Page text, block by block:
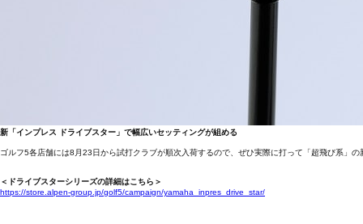
新「インプレス ドライブスター」で幅広いセッティングが組める
ゴルフ5各店舗には8月23日から試打クラブが順次入荷するので、ぜひ実際に打って「超飛び系」
＜ドライブスターシリーズの詳細はこちら＞
https://store.alpen-group.jp/golf5/campaign/yamaha_inpres_drive_star/